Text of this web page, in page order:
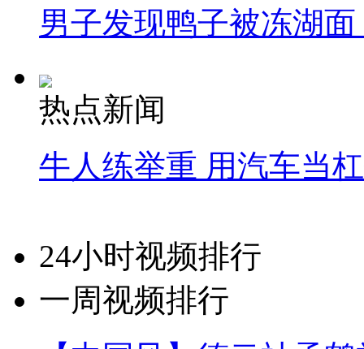
男子发现鸭子被冻湖
热点新闻
牛人练举重 用汽车当
24小时视频排行
一周视频排行